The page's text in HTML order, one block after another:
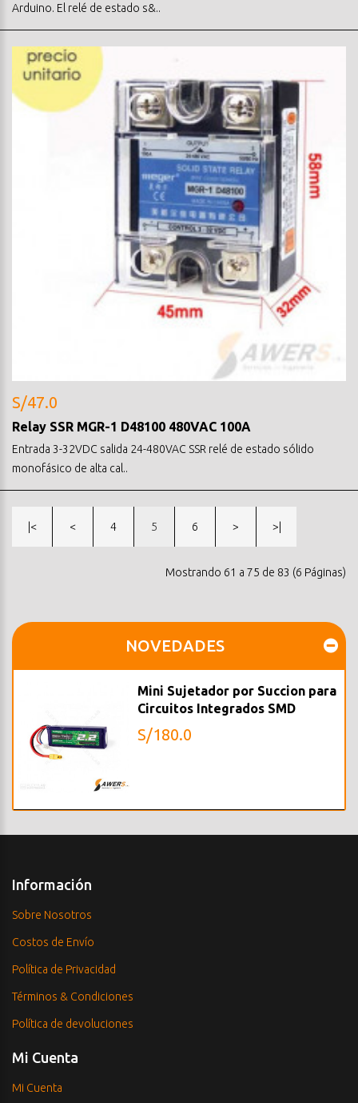
Arduino. El relé de estado s&..
S/47.0
Relay SSR MGR-1 D48100 480VAC 100A
Entrada 3-32VDC salida 24-480VAC SSR relé de estado sólido
monofásico de alta cal..
|< < 4 5 6 > >|
Mostrando 61 a 75 de 83 (6 Páginas)
NOVEDADES
Mini Sujetador por Succion para
Circuitos Integrados SMD
S/180.0
Información
Sobre Nosotros
Costos de Envío
Política de Privacidad
Términos & Condiciones
Política de devoluciones
Mi Cuenta
Mi Cuenta